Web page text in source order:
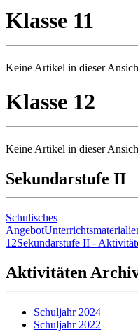
Klasse 11
Keine Artikel in dieser
Klasse 12
Keine Artikel in dieser
Sekundarstufe II
Schulisches
Angebot
12Sekundarstufe II -
Aktivitäten
Schuljahr 2024
Schuljahr 2022